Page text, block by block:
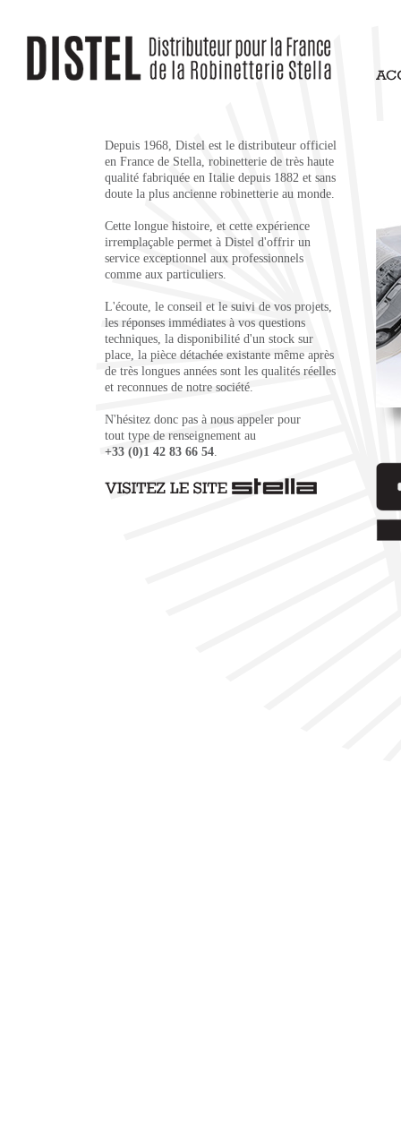
Depuis 1968, Distel est le distributeur officiel
en France de Stella, robinetterie de très haute
qualité fabriquée en Italie depuis 1882 et sans
doute la plus ancienne robinetterie au monde.
Cette longue histoire, et cette expérience
irremplaçable permet à Distel d'offrir un
service exceptionnel aux professionnels
comme aux particuliers.
L'écoute, le conseil et le suivi de vos projets,
les réponses immédiates à vos questions
techniques, la disponibilité d'un stock sur
place, la pièce détachée existante même après
de très longues années sont les qualités réelles
et reconnues de notre société.
N'hésitez donc pas à nous appeler pour
tout type de renseignement au
+33 (0)1 42 83 66 54.